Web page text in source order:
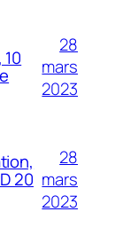
28
mars
2023
20
28
mars
2023